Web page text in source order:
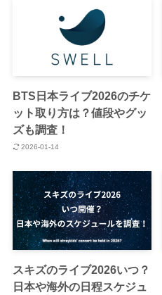
BTS日本ライブ2026のチケ
ット取り方は？値段やグッ
ズも調査！
2026-01-14
スキズのライブ2026いつ？
日本や海外の日程スケジュ